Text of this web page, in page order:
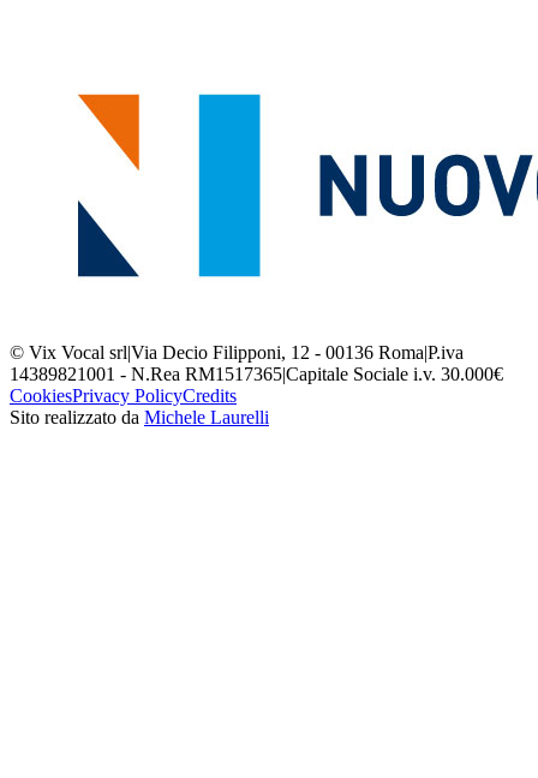
© Vix Vocal srl|Via Decio Filipponi, 12 - 00136 Roma|P.iva
14389821001 - N.Rea RM1517365|Capitale Sociale i.v. 30.000€
CookiesPrivacy PolicyCredits
Sito realizzato da Michele Laurelli